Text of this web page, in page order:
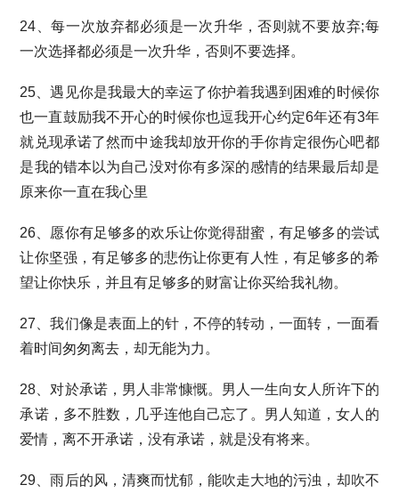
24、每一次放弃都必须是一次升华，否则就不要放弃;每
一次选择都必须是一次升华，否则不要选择。
25、遇见你是我最大的幸运了你护着我遇到困难的时候你
也一直鼓励我不开心的时候你也逗我开心约定6年还有3年
就兑现承诺了然而中途我却放开你的手你肯定很伤心吧都
是我的错本以为自己没对你有多深的感情的结果最后却是
原来你一直在我心里
26、愿你有足够多的欢乐让你觉得甜蜜，有足够多的尝试
让你坚强，有足够多的悲伤让你更有人性，有足够多的希
望让你快乐，并且有足够多的财富让你买给我礼物。
27、我们像是表面上的针，不停的转动，一面转，一面看
着时间匆匆离去，却无能为力。
28、对於承诺，男人非常慷慨。男人一生向女人所许下的
承诺，多不胜数，几乎连他自己忘了。男人知道，女人的
爱情，离不开承诺，没有承诺，就是没有将来。
29、雨后的风，清爽而忧郁，能吹走大地的污浊，却吹不